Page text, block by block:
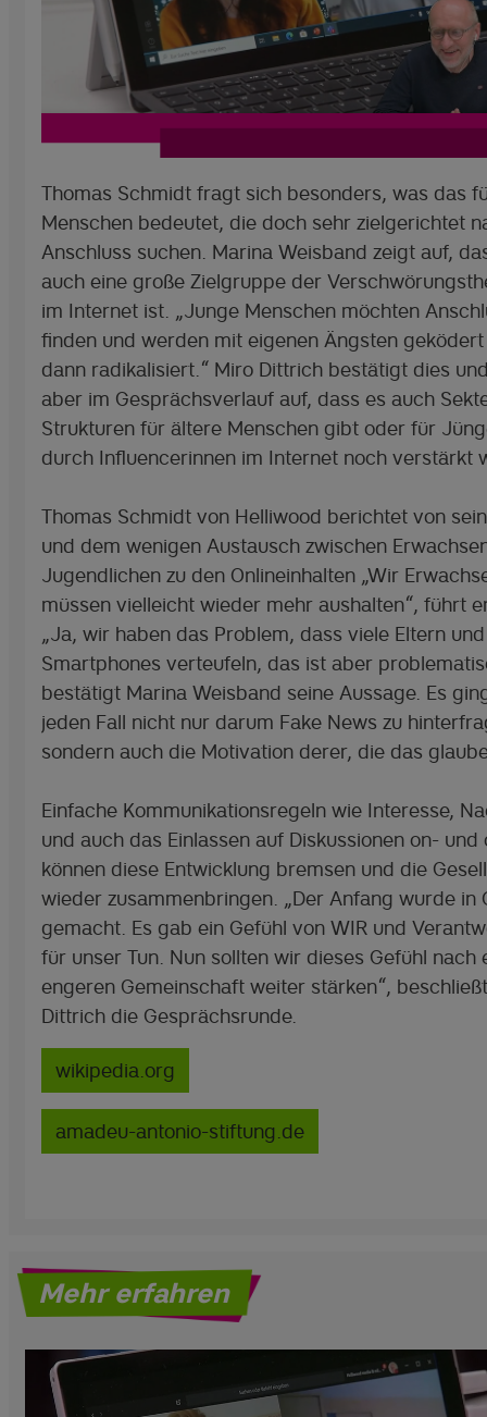
Thomas Schmidt fragt sich besonders, was das
Menschen bedeutet, die doch sehr zielgerichtet
Anschluss suchen. Marina Weisband zeigt auf,
auch eine große Zielgruppe der
im Internet ist. „Junge Menschen möchten
finden und werden mit eigenen Ängsten
dann radikalisiert.“ Miro Dittrich bestätigt dies
aber im Gesprächsverlauf auf, dass es auch
Strukturen für ältere Menschen gibt oder für
durch Influencerinnen im Internet noch verstärkt
Thomas Schmidt von Helliwood berichtet von
und dem wenigen Austausch zwischen
Jugendlichen zu den Onlineinhalten „Wir
müssen vielleicht wieder mehr aushalten“, führt
„Ja, wir haben das Problem, dass viele Eltern
Smartphones verteufeln, das ist aber
bestätigt Marina Weisband seine Aussage. Es
jeden Fall nicht nur darum Fake News zu
sondern auch die Motivation derer, die das
Einfache Kommunikationsregeln wie Interesse,
und auch das Einlassen auf Diskussionen on- und
können diese Entwicklung bremsen und die
wieder zusammenbringen. „Der Anfang wurde in
gemacht. Es gab ein Gefühl von WIR und
für unser Tun. Nun sollten wir dieses Gefühl nach
engeren Gemeinschaft weiter stärken“,
Dittrich die Gesprächsrunde.
wikipedia.org
amadeu-antonio-stiftung.de
Mehr erfahren